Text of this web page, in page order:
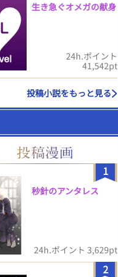
生き急ぐオメガの献身
24h.ポイント
41,542pt
投稿小説をもっと見る
1
秒針のアンタレス
24h.ポイント 3,629pt
2